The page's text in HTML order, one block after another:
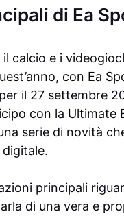
di Ea
calcio e i
con Ea
il 27 settembre
con la Ultimate
serie di novità
principali
di una vera e